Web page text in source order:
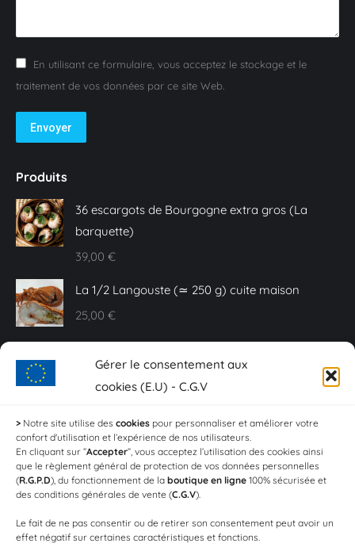
Gérer le consentement aux
cookies (E.U) - C.G.V
> Notre site utilise des cookies pour personnaliser et améliorer votre
confort d'utilisation et l’expérience de nos utilisateurs.
En cliquant sur ”Accepter”, vous acceptez l’utilisation des cookies ainsi
que le règlement général de protection de vos données personnelles
(R.G.P.D), du fonctionnement de la boutique en ligne 100% sécurisée et
des conditions générales de vente (C.G.V).
Le fait de ne pas consentir ou de retirer son consentement peut avoir un
effet négatif sur certaines caractéristiques et fonctions.
En utilisant ce formulaire, vous acceptez le stockage et le
traitement de vos données par ce site Web.
Envoyer
Produits
36 escargots de Bourgogne extra gros (La
barquette)
39,00 €
La 1/2 Langouste (≃ 250 g) cuite maison
25,00 €
Sashimi de truite fumée - Plaquette de 150 g
18,00€
Crevettes aïl et persil (Les 100g)
4,20